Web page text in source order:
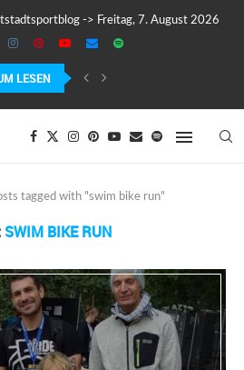
-> Freitag, 7. August 2026
LESEN
SCHNELL...
tagged with "swim bike run"
SWIM BIKE RUN